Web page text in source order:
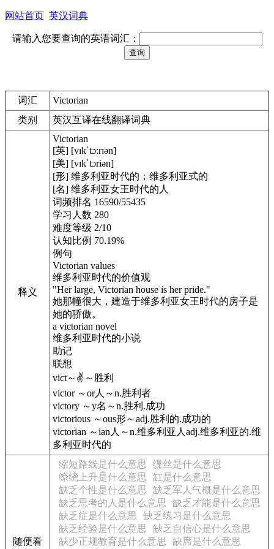
网站首页 英汉词典
请输入您要查询的英语词汇：
词汇
Victorian
类别
英汉互译在线翻译词典
释义
Victorian
[英] [vɪkˈtɔ:rɪən]
[美] [vɪkˈtɔriən]
[形] 维多利亚时代的；维多利亚式的
[名] 维多利亚女王时代的人
词频排名 16590/55435
学习人数 280
难度等级 2/10
认知比例 70.19%
例句
Victorian values
维多利亚时代的价值观
"Her large, Victorian house is her pride."
她那幢很大，建造于维多利亚女王时代的房子是
她的骄傲。
a victorian novel
维多利亚时代的小说
助记
联想
vict～✌️～胜利
victor ～or人～n.胜利者
victory ～y名～n.胜利.成功
victorious ～ous形～adj.胜利的.成功的
victorian ～ian人～n.维多利亚人adj.维多利亚的.维
多利亚时代的
随便看
缩短路线是什么意思
缫丝是什么意思
缭绕上升是什么意思
缸是什么意思
缺乏个性是什么意思
缺乏军人气概是什么意思
缺乏思考的人是什么意思
缺乏才能是什么意思
缺乏症是什么意思
缺乏练习是什么意思
缺乏经验是什么意思
缺乏自信心是什么意思
缺少正规教育是什么意思
缺席是什么意思